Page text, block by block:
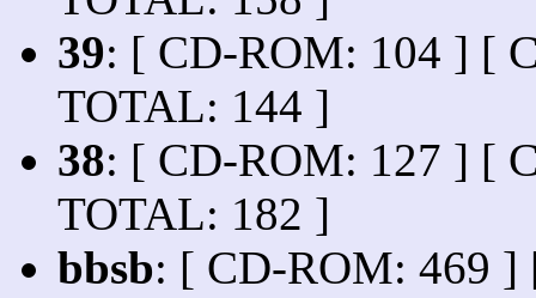
39: [ CD-ROM: 104 ] [
TOTAL: 144 ]
38: [ CD-ROM: 127 ] [
TOTAL: 182 ]
bbsb: [ CD-ROM: 469